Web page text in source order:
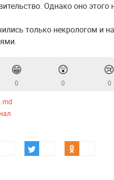
Однако оно этого
только некрологом и
😁
0
😲
0
😢
0